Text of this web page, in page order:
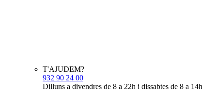
T'AJUDEM?
932 90 24 00
Dilluns a divendres de 8 a 22h i dissabtes de 8 a 14h